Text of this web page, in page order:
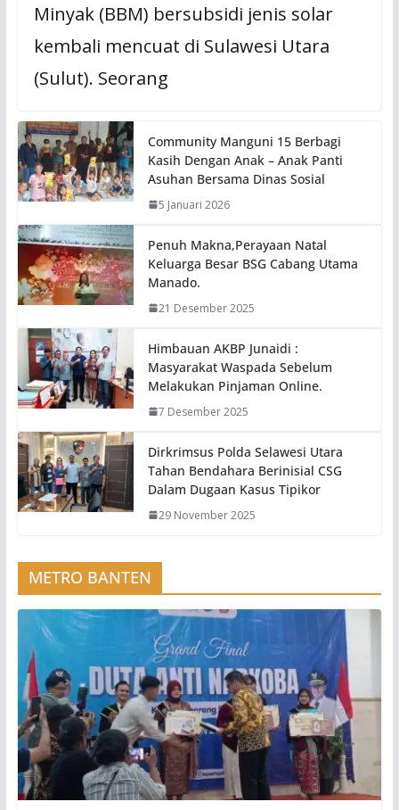
Minyak (BBM) bersubsidi jenis solar
kembali mencuat di Sulawesi Utara
(Sulut). Seorang
Community Manguni 15 Berbagi
Kasih Dengan Anak – Anak Panti
Asuhan Bersama Dinas Sosial
5 Januari 2026
Penuh Makna,Perayaan Natal
Keluarga Besar BSG Cabang Utama
Manado.
21 Desember 2025
Himbauan AKBP Junaidi :
Masyarakat Waspada Sebelum
Melakukan Pinjaman Online.
7 Desember 2025
Dirkrimsus Polda Selawesi Utara
Tahan Bendahara Berinisial CSG
Dalam Dugaan Kasus Tipikor
29 November 2025
METRO BANTEN